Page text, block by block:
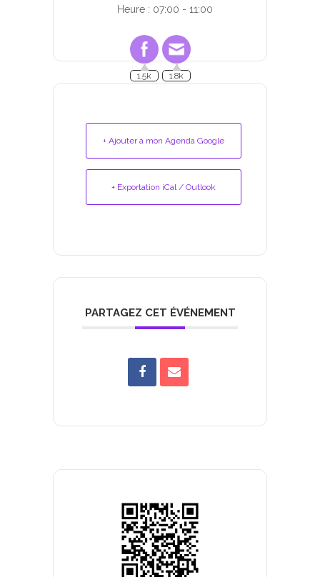
Heure : 07:00 - 11:00
+ Ajouter à mon Agenda Google
+ Exportation iCal / Outlook
PARTAGEZ CET ÉVÉNEMENT
1.5k 1.8k